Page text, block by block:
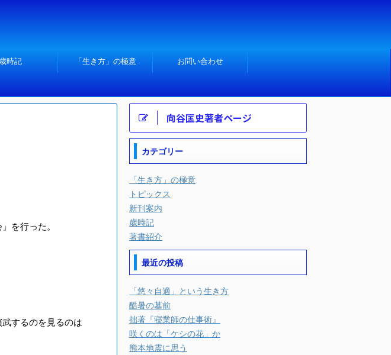
歳時記 「生き方」の極意 お問い合わせ
を行った。
するのを見るのは
向谷匡史著者ページ
カテゴリー
「生き方」の極意
トピックス
新刊案内
歳時記
著書紹介
最近の投稿
「悠々自適」という生き方
酷暑の墓前
拙著『寝業師の仕事術』
咲くのは「ケシの花」か
熊本地震に思う